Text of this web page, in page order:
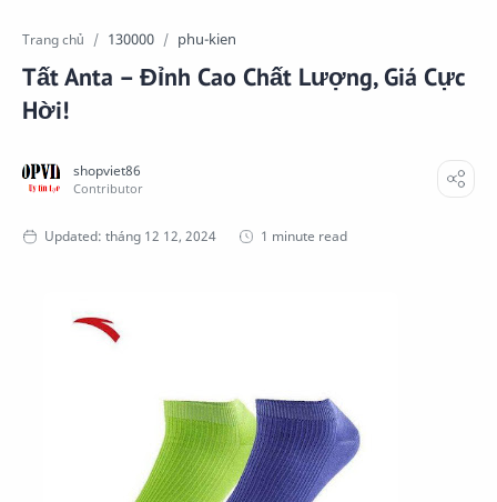
Trang chủ 130000 phu-kien
Tất Anta – Đỉnh Cao Chất Lượng, Giá Cực
Hời!
1 minute read